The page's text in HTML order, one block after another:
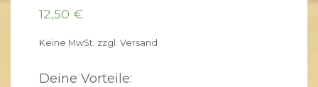
12,50 €
Keine MwSt. zzgl. Versand
Deine Vorteile: